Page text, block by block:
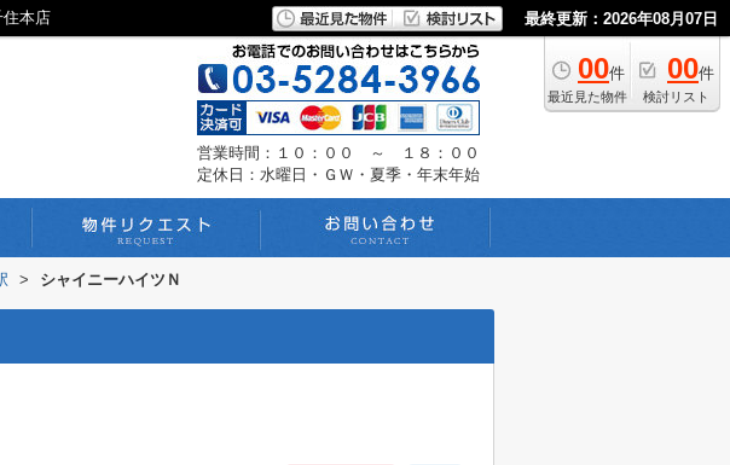
住本店 最終更新：2026年08月07日
00件
最近見た物件
00件
検討リスト
営業時間：１０：００ ～ １８：００
定休日：水曜日・ＧＷ・夏季・年末年始
> シャイニーハイツＮ